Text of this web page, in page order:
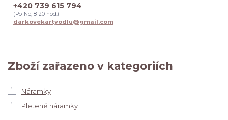
Zboží zařazeno v kategoriích
Náramky
Pletené náramky
+420 739 615 794
(Po-Ne, 8-20 hod.)
darkovekartyodlu@gmail.com